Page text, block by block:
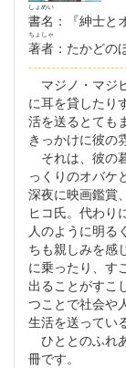
書名
しょめい
：『紳士と
著者
ちょしゃ
：たかどの
マジノ・マジ
に耳を貸したり
活を送るとても
きっかけに彼の
それは、彼の
っくりのオバケ
深夜に映画鑑賞
ヒコ氏。代わり
人のように明る
ちも親しみを感
に乗ったり、す
出ることがすこ
つことで社会や
生活を送ってい
ひととのふれ
冊です。